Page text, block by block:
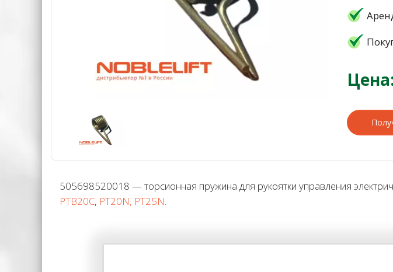
505698520018 — торсионная пружина для рукоятки управления
PTB20C, PT20N, PT25N.